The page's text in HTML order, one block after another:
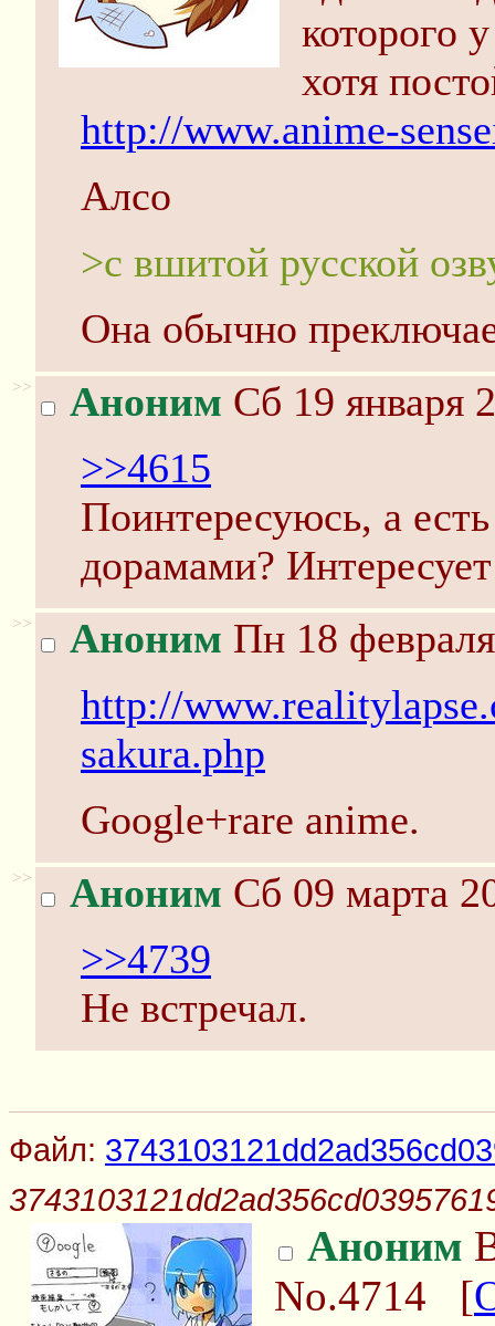
которого
хотя
http://www.anime-
Алсо
>с вшитой русской
Она обычно
>> Аноним Сб 19 января
>>4615
Поинтересуюсь, а
дорамами?
>> Аноним Пн 18
http://
sakura.php
Google+rare anime.
>> Аноним Сб 09 марта
>>4739
Не встречал.
Файл:
Аноним
No.4714 [